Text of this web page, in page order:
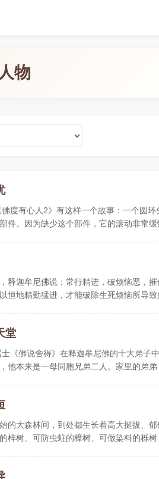
物
度有心人2》有这样一个故事：一个圆环
件。因为缺少这个部件，它的滚动非常缓
释迦牟尼佛说：常行精进，破烦恼恶，摧
恒地精勤猛进，才能破除生死烦恼所导致
堂
《佛说舍得》在释迦牟尼佛的十大弟子
他本来是一母同胞兄弟二人。家里的弟弟
的大森林间，到处都生长着高大挺拔、郁
梓树、可防虫蛀的樟树、可做染料的栎树